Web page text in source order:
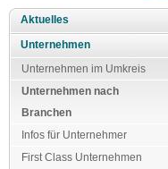
Aktuelles
Unternehmen
Unternehmen im Umkreis
Unternehmen nach
Branchen
Infos für Unternehmer
First Class Unternehmen